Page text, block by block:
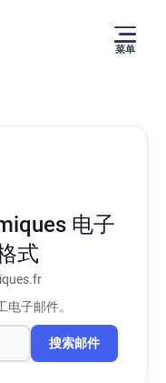
菜单
电子
式
电子邮件。
搜索邮件